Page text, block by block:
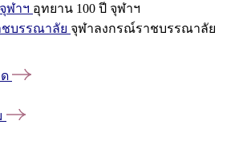
ฬาฯ อุทยาน 100 ปี จุฬาฯ
บรรณาลัย จุฬาลงกรณ์ราชบรรณาลัย